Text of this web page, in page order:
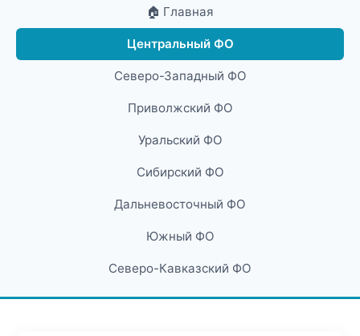
🏠 Главная
Центральный ФО
Северо-Западный ФО
Приволжский ФО
Уральский ФО
Сибирский ФО
Дальневосточный ФО
Южный ФО
Северо-Кавказский ФО